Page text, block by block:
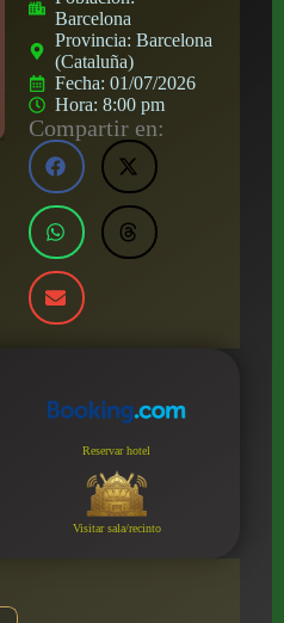
Barcelona
Provincia:Barcelona
(Cataluña)
Fecha:01/07/2026
Hora:8:00 pm
Compartir en:
Reservar hotel
Visitar sala/recinto